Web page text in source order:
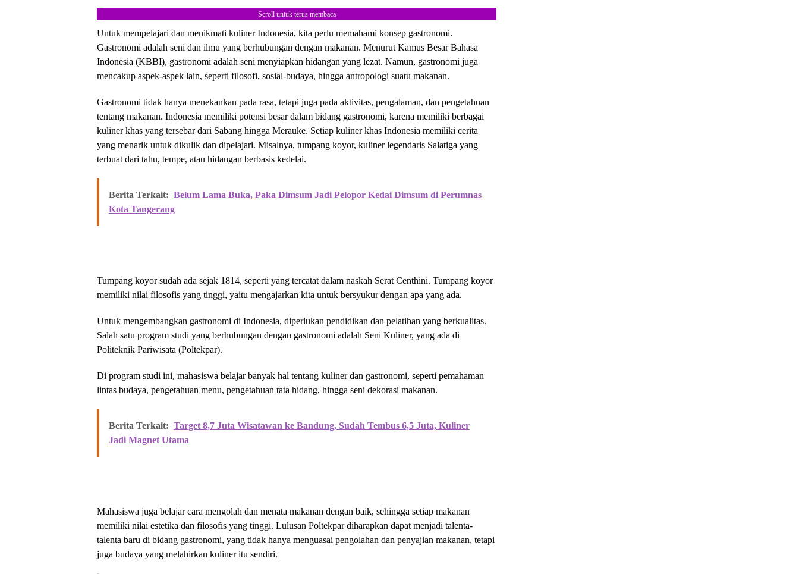
Scroll untuk terus membaca
Untuk mempelajari dan menikmati kuliner Indonesia, kita perlu memahami konsep gastronomi.
Gastronomi adalah seni dan ilmu yang berhubungan dengan makanan. Menurut Kamus Besar Bahasa
Indonesia (KBBI), gastronomi adalah seni menyiapkan hidangan yang lezat. Namun, gastronomi juga
mencakup aspek-aspek lain, seperti filosofi, sosial-budaya, hingga antropologi suatu makanan.
Gastronomi tidak hanya menekankan pada rasa, tetapi juga pada aktivitas, pengalaman, dan pengetahuan
tentang makanan. Indonesia memiliki potensi besar dalam bidang gastronomi, karena memiliki berbagai
kuliner khas yang tersebar dari Sabang hingga Merauke. Setiap kuliner khas Indonesia memiliki cerita
yang menarik untuk dikulik dan dipelajari. Misalnya, tumpang koyor, kuliner legendaris Salatiga yang
terbuat dari tahu, tempe, atau hidangan berbasis kedelai.
Berita Terkait: Belum Lama Buka, Paka Dimsum Jadi Pelopor Kedai Dimsum di Perumnas
Kota Tangerang
Tumpang koyor sudah ada sejak 1814, seperti yang tercatat dalam naskah Serat Centhini. Tumpang koyor
memiliki nilai filosofis yang tinggi, yaitu mengajarkan kita untuk bersyukur dengan apa yang ada.
Untuk mengembangkan gastronomi di Indonesia, diperlukan pendidikan dan pelatihan yang berkualitas.
Salah satu program studi yang berhubungan dengan gastronomi adalah Seni Kuliner, yang ada di
Politeknik Pariwisata (Poltekpar).
Di program studi ini, mahasiswa belajar banyak hal tentang kuliner dan gastronomi, seperti pemahaman
lintas budaya, pengetahuan menu, pengetahuan tata hidang, hingga seni dekorasi makanan.
Berita Terkait: Target 8,7 Juta Wisatawan ke Bandung, Sudah Tembus 6,5 Juta, Kuliner
Jadi Magnet Utama
Mahasiswa juga belajar cara mengolah dan menata makanan dengan baik, sehingga setiap makanan
memiliki nilai estetika dan filosofis yang tinggi. Lulusan Poltekpar diharapkan dapat menjadi talenta-
talenta baru di bidang gastronomi, yang tidak hanya menguasai pengolahan dan penyajian makanan, tetapi
juga budaya yang melahirkan kuliner itu sendiri.